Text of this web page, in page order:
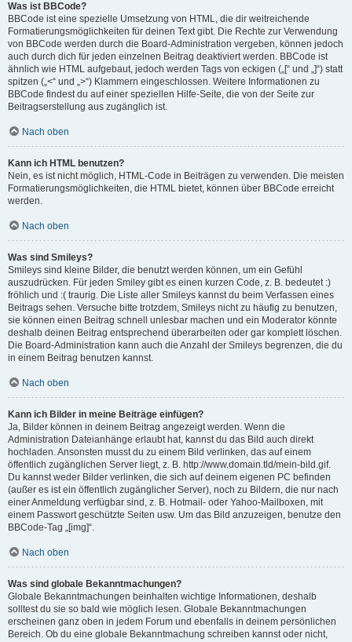
Was ist BBCode?
BBCode ist eine spezielle Umsetzung von HTML, die dir weitreichende
Formatierungsmöglichkeiten für deinen Text gibt. Die Rechte zur Verwendung
von BBCode werden durch die Board-Administration vergeben, können jedoch
auch durch dich für jeden einzelnen Beitrag deaktiviert werden. BBCode ist
ähnlich wie HTML aufgebaut, jedoch werden Tags von eckigen („[“ und „]“) statt
spitzen („<“ und „>“) Klammern eingeschlossen. Weitere Informationen zu
BBCode findest du auf einer speziellen Hilfe-Seite, die von der Seite zur
Beitragserstellung aus zugänglich ist.
Nach oben
Kann ich HTML benutzen?
Nein, es ist nicht möglich, HTML-Code in Beiträgen zu verwenden. Die meisten
Formatierungsmöglichkeiten, die HTML bietet, können über BBCode erreicht
werden.
Nach oben
Was sind Smileys?
Smileys sind kleine Bilder, die benutzt werden können, um ein Gefühl
auszudrücken. Für jeden Smiley gibt es einen kurzen Code, z. B. bedeutet :)
fröhlich und :( traurig. Die Liste aller Smileys kannst du beim Verfassen eines
Beitrags sehen. Versuche bitte trotzdem, Smileys nicht zu häufig zu benutzen,
sie können einen Beitrag schnell unlesbar machen und ein Moderator könnte
deshalb deinen Beitrag entsprechend überarbeiten oder gar komplett löschen.
Die Board-Administration kann auch die Anzahl der Smileys begrenzen, die du
in einem Beitrag benutzen kannst.
Nach oben
Kann ich Bilder in meine Beiträge einfügen?
Ja, Bilder können in deinem Beitrag angezeigt werden. Wenn die
Administration Dateianhänge erlaubt hat, kannst du das Bild auch direkt
hochladen. Ansonsten musst du zu einem Bild verlinken, das auf einem
öffentlich zugänglichen Server liegt, z. B. http://www.domain.tld/mein-bild.gif.
Du kannst weder Bilder verlinken, die sich auf deinem eigenen PC befinden
(außer es ist ein öffentlich zugänglicher Server), noch zu Bildern, die nur nach
einer Anmeldung verfügbar sind, z. B. Hotmail- oder Yahoo-Mailboxen, mit
einem Passwort geschützte Seiten usw. Um das Bild anzuzeigen, benutze den
BBCode-Tag „[img]“.
Nach oben
Was sind globale Bekanntmachungen?
Globale Bekanntmachungen beinhalten wichtige Informationen, deshalb
solltest du sie so bald wie möglich lesen. Globale Bekanntmachungen
erscheinen ganz oben in jedem Forum und ebenfalls in deinem persönlichen
Bereich. Ob du eine globale Bekanntmachung schreiben kannst oder nicht,